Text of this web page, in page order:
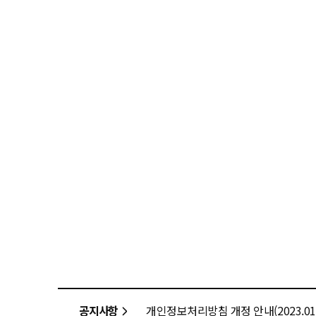
공지사항 개인정보처리방침 개정 안내